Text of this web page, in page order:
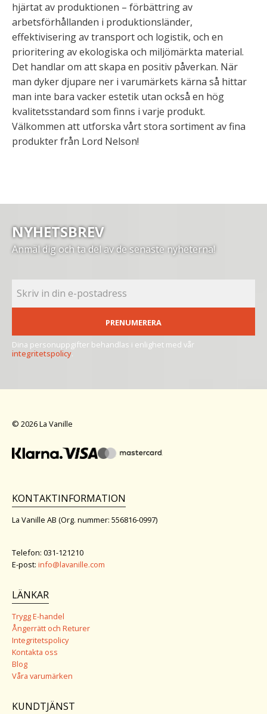
hjärtat av produktionen – förbättring av
arbetsförhållanden i produktionsländer,
effektivisering av transport och logistik, och en
prioritering av ekologiska och miljömärkta material.
Det handlar om att skapa en positiv påverkan. När
man dyker djupare ner i varumärkets kärna så hittar
man inte bara vacker estetik utan också en hög
kvalitetsstandard som finns i varje produkt.
Välkommen att utforska vårt stora sortiment av fina
produkter från Lord Nelson!
NYHETSBREV
Anmäl dig och ta del av de senaste nyheterna!
PRENUMERERA
Dina personuppgifter behandlas i enlighet med vår
integritetspolicy.
© 2026 La Vanille
KONTAKTINFORMATION
La Vanille AB (Org. nummer: 556816-0997)
Telefon: 031-121210
E-post: info@lavanille.com
LÄNKAR
Trygg E-handel
Ångerrätt och Returer
Integritetspolicy
Kontakta oss
Blog
Våra varumärken
KUNDTJÄNST